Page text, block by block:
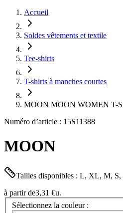
Accueil
Soldes vêtements et textile
Tee-shirts
T-shirts à manches courtes
MOON MOON WOMEN T-
Numéro d’article : 15S11388
MOON
Tailles disponibles : L, XL, M,
à partir de3,31 €u.
Sélectionnez la couleur :